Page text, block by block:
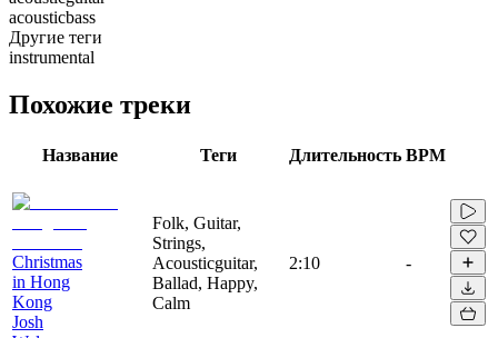
acousticbass
Другие теги
instrumental
Похожие треки
Название Теги Длительность BPM
Christmas
in Hong
Kong
Josh
Folk, Guitar,
Strings,
Acousticguitar,
Ballad, Happy,
Calm
2:10 -